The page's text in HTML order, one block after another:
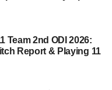
Team 2nd ODI 2026:
Report & Playing 11